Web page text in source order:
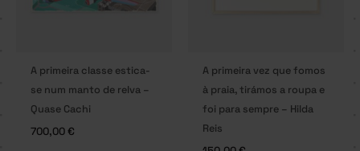
A primeira classe estica-
se num manto de relva –
Quase Cachi
700,00€
A primeira vez que fomos
à praia, tirámos a roupa e
foi para sempre – Hilda
Reis